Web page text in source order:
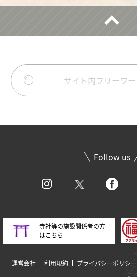
Follow us
寺社等の施設関係者の方
はこちら
運営会社 利用規約 プライバシーポリシー